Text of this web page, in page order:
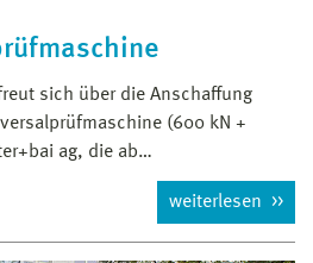
sich über die Anschaffung
(600 kN +
ag, die ab…
weiterlesen